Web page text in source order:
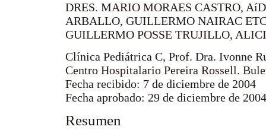
DRES. MARIO MORAES CASTRO,
ARBALLO, GUILLERMO NAIRAC
GUILLERMO POSSE TRUJILLO,
Clínica Pediátrica C, Prof. Dra. Ivonne
Centro Hospitalario Pereira Rossell.
Fecha recibido: 7 de diciembre de 2004
Fecha aprobado: 29 de diciembre de 2004
Resumen